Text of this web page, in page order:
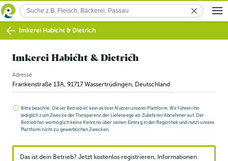
Imkerei Habicht & Dietrich
Imkerei Habicht & Dietrich
Adresse
Frankenstraße 13A, 91717 Wassertrüdingen, Deutschland
Bitte beachte: Dieser Betrieb ist kein aktiver Nutzer unserer Plattform. Wir führen ihn
lediglich zum Zwecke der Transparenz der Lieferwege als Zulieferer/Abnehmer auf. Der
Betrieb hat womöglich keine Kenntnis über seinen Eintrag in der Regiothek und nutzt unsere
Plattform nicht zu gewerblichen Zwecken.
Das ist dein Betrieb? Jetzt kostenlos registrieren, Informationen